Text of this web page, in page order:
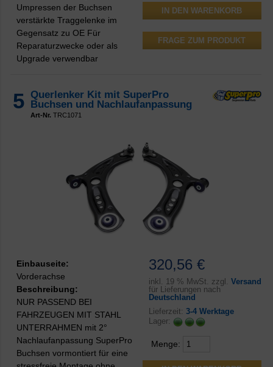
FRAGE ZUM PRODUKT
Umpressen der Buchsen
verstärkte Traggelenke im
Gegensatz zu OE Für
Reparaturzwecke oder als
Upgrade verwendbar
5 Querlenker Kit mit SuperPro
Buchsen und Nachlaufanpassung
Art-Nr. TRC1071
320,56 €
inkl. 19 % MwSt. zzgl. Versand
für Lieferungen nach
Deutschland
Lieferzeit: 3-4 Werktage
Lager:
Menge:
Einbauseite:
Vorderachse
Beschreibung:
NUR PASSEND BEI
FAHRZEUGEN MIT STAHL
UNTERRAHMEN mit 2°
Nachlaufanpassung SuperPro
Buchsen vormontiert für eine